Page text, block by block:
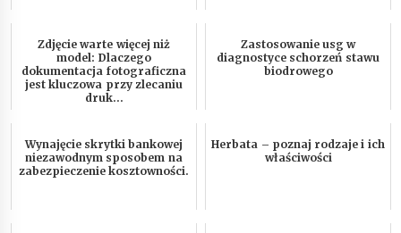
Zdjęcie warte więcej niż
model: Dlaczego
dokumentacja fotograficzna
jest kluczowa przy zlecaniu
druk...
Zastosowanie usg w
diagnostyce schorzeń stawu
biodrowego
Wynajęcie skrytki bankowej
niezawodnym sposobem na
zabezpieczenie kosztowności.
Herbata – poznaj rodzaje i ich
właściwości